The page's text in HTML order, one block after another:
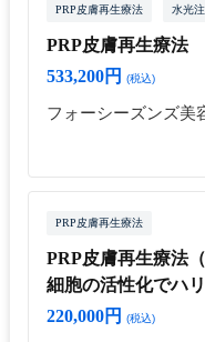
PRP皮膚再生療法 水光
PRP皮膚再生療法
533,200円
(税込)
フォーシーズンズ
PRP皮膚再生療法
PRP皮膚再生療法
細胞の活性化でハ
220,000円
(税込)